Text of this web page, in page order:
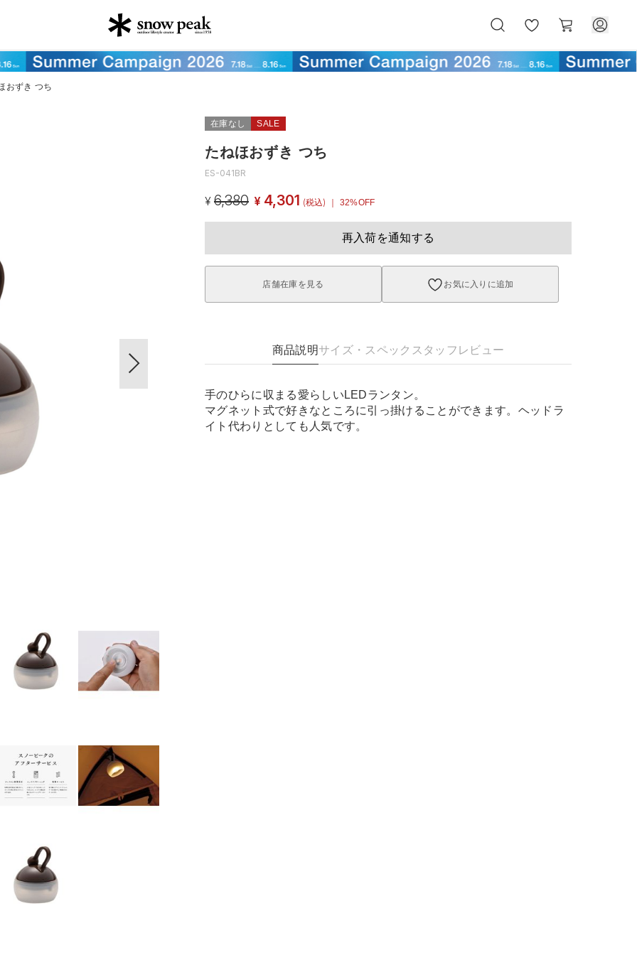
気
に
ー
ト
おずき つち
在庫なし SALE
たねほおずき つち
ES-041BR
¥ 6,380 ¥ 4,301 (税込) ｜ 32%OFF
再入荷を通知する
店舗在庫を見る お気に入りに追加
商品説明サイズ・スペック スタッフレビュー
手のひらに収まる愛らしいLEDランタン。
マグネット式で好きなところに引っ掛けることができます。ヘッドラ
イト代わりとしても人気です。